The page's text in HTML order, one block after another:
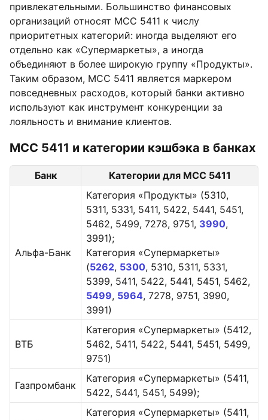
привлекательными. Большинство финансовых
организаций относят MCC 5411 к числу
приоритетных категорий: иногда выделяют его
отдельно как «Супермаркеты», а иногда
объединяют в более широкую группу «Продукты».
Таким образом, MCC 5411 является маркером
повседневных расходов, который банки активно
используют как инструмент конкуренции за
лояльность и внимание клиентов.
MCC 5411 и категории кэшбэка в банках
Банк Категории для MCC 5411
Альфа-Банк
Категория «Продукты» (5310,
5311, 5331, 5411, 5422, 5441, 5451,
5462, 5499, 7278, 9751, 3990,
3991);
Категория «Супермаркеты»
(5262, 5300, 5310, 5311, 5331,
5399, 5411, 5422, 5441, 5451, 5462,
5499, 5964, 7278, 9751, 3990,
3991)
ВТБ
Категория «Супермаркеты» (5412,
5462, 5411, 5422, 5441, 5451, 5499,
9751)
Газпромбанк
Категория «Супермаркеты» (5411,
5422, 5441, 5451, 5499);
Категория «Супермаркеты» (5411,